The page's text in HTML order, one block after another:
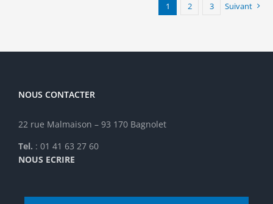
1 2 3 Suivant
NOUS CONTACTER
22 rue Malmaison – 93 170 Bagnolet
Tel. : 01 41 63 27 60
NOUS ECRIRE